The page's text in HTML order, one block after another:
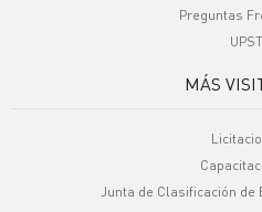
Preguntas
MÁS
Junta de Clasificación de